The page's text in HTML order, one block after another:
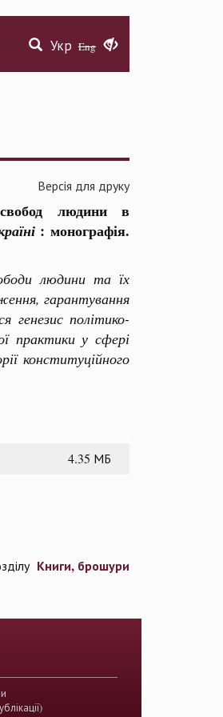
Укр Eng
Версія для друку
людини в
: монографія.
людини та їх
гарантування
генезис політико-
практики у сфері
конституційного
4.35 МБ
Книги, брошури